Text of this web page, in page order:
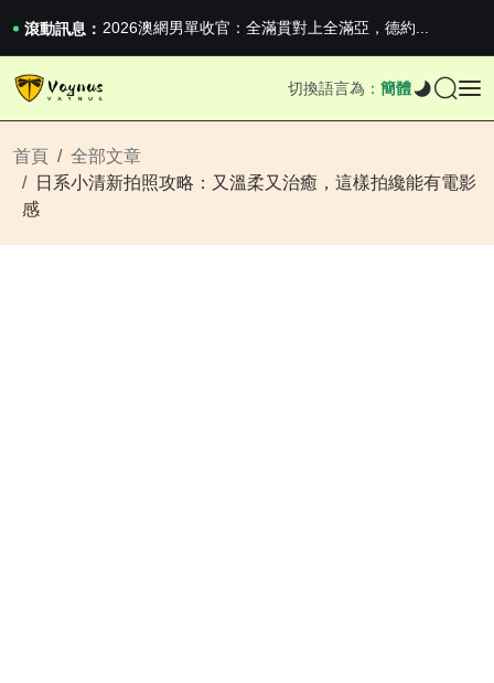
滾動訊息： 《巔峰守衛 Highguard》正式上線，官...
iPhone 16e 釋出，蘋果你不要太離譜
2026澳網男單收官：全滿貫對上全滿亞，德約...
切換語言為： 簡體
首頁
全部文章
日系小清新拍照攻略：又溫柔又治癒，這樣拍纔能有電影
感